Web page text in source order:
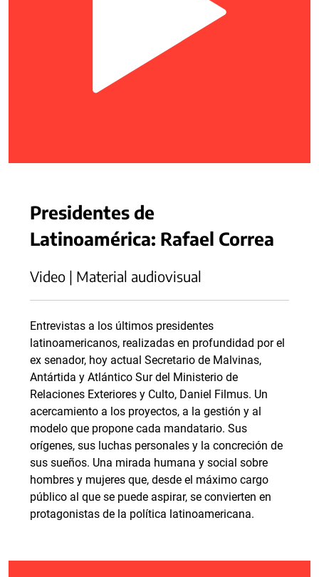
Presidentes de
Latinoamérica: Rafael Correa
Video | Material audiovisual
Entrevistas a los últimos presidentes
latinoamericanos, realizadas en profundidad por el
ex senador, hoy actual Secretario de Malvinas,
Antártida y Atlántico Sur del Ministerio de
Relaciones Exteriores y Culto, Daniel Filmus. Un
acercamiento a los proyectos, a la gestión y al
modelo que propone cada mandatario. Sus
orígenes, sus luchas personales y la concreción de
sus sueños. Una mirada humana y social sobre
hombres y mujeres que, desde el máximo cargo
público al que se puede aspirar, se convierten en
protagonistas de la política latinoamericana.